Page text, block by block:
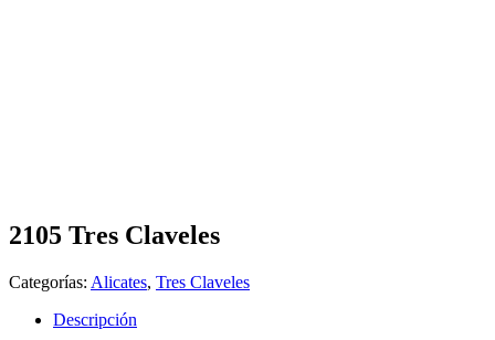
2105 Tres Claveles
Categorías: Alicates, Tres Claveles
Descripción